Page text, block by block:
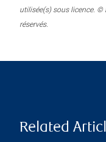
utilisée(s) sous licence. ©
réservés.
Related